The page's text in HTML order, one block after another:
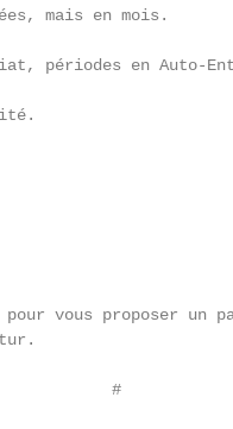
mais en mois.
périodes en Auto-
vous proposer un
#